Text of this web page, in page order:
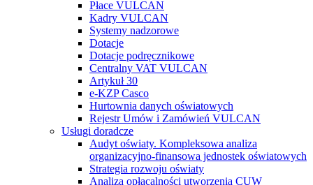
Płace VULCAN
Kadry VULCAN
Systemy nadzorowe
Dotacje
Dotacje podręcznikowe
Centralny VAT VULCAN
Artykuł 30
e-KZP Casco
Hurtownia danych oświatowych
Rejestr Umów i Zamówień VULCAN
Usługi doradcze
Audyt oświaty. Kompleksowa analiza
organizacyjno-finansowa jednostek oświatowych
Strategia rozwoju oświaty
Analiza opłacalności utworzenia CUW